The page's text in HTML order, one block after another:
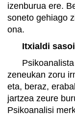
izenburua ere.
soneto gehiago
ona.
Itxialdi
zeneukan zoru
eta, beraz,
jartzea zeure
Psikoanalisi